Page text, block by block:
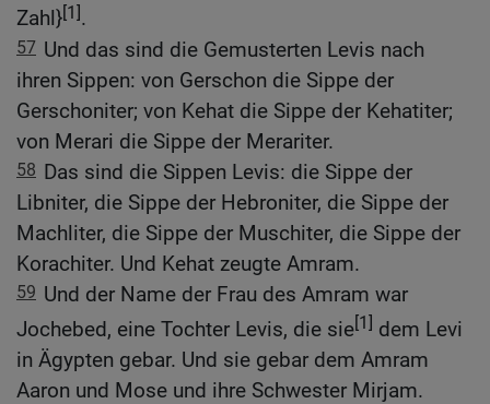
Zahl}[1].
57 Und das sind die Gemusterten Levis nach
ihren Sippen: von Gerschon die Sippe der
Gerschoniter; von Kehat die Sippe der Kehatiter;
von Merari die Sippe der Merariter.
58 Das sind die Sippen Levis: die Sippe der
Libniter, die Sippe der Hebroniter, die Sippe der
Machliter, die Sippe der Muschiter, die Sippe der
Korachiter. Und Kehat zeugte Amram.
59 Und der Name der Frau des Amram war
Jochebed, eine Tochter Levis, die sie[1] dem Levi
in Ägypten gebar. Und sie gebar dem Amram
Aaron und Mose und ihre Schwester Mirjam.